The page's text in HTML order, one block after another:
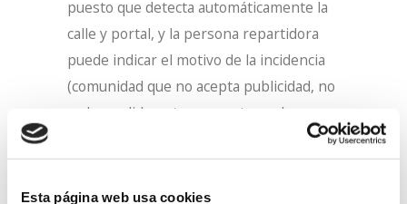
Esta página web usa cookies
puesto que detecta automáticamente la
calle y portal, y la persona repartidora
puede indicar el motivo de la incidencia
(comunidad que no acepta publicidad, no
se ha podido entregar, entregado en
cestillo, entregado a portero, etc.). De
esta forma se registra cualquier
situación en la que la publicidad no se